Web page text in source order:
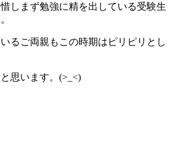
しまず勉強に精を出している受験生
るご両親もこの時期はピリピリとし
思います。(>_<)